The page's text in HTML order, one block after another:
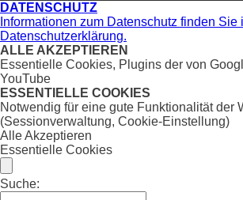
DATENSCHUTZ
Informationen zum Datenschutz finden Sie
Datenschutzerklärung.
ALLE AKZEPTIEREN
Essentielle Cookies, Plugins der von
YouTube
ESSENTIELLE COOKIES
Notwendig für eine gute Funktionalität der
(Sessionverwaltung, Cookie-Einstellung)
Alle Akzeptieren
Essentielle Cookies
Suche: